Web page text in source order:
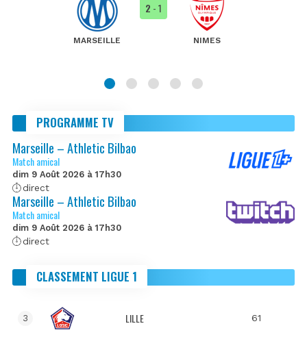
MARSEILLE
2 - 1
NIMES
PROGRAMME TV
Marseille – Athletic Bilbao
Match amical
dim 9 Août 2026 à 17h30
direct
Marseille – Athletic Bilbao
Match amical
dim 9 Août 2026 à 17h30
direct
CLASSEMENT LIGUE 1
3 LILLE 61